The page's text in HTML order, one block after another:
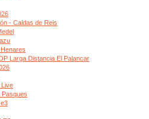
- Caldas de Reis
Larga Distancia El Palancar
Live
Pasques